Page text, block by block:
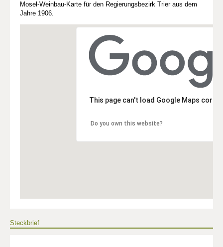
Mosel-Weinbau-Karte für den Regierungsbezirk Trier aus dem
Jahre 1906.
This page can't load Google Maps
Do you own this website?
Steckbrief